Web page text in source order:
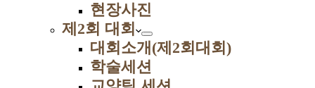
현장사진
제2회 대회
대회소개(제2회대회)
학술세션